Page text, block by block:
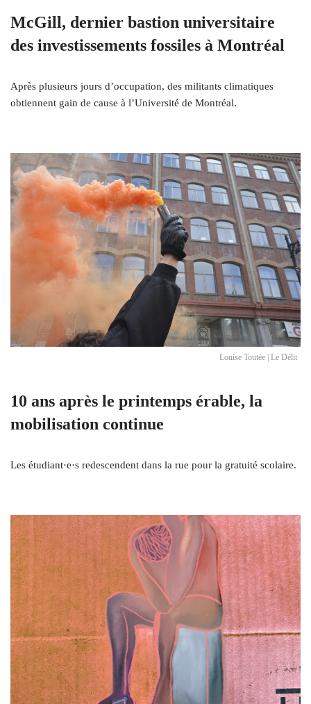
McGill, dernier bastion universitaire
des investissements fossiles à Montréal
Après plusieurs jours d’occupation, des militants climatiques
obtiennent gain de cause à l’Université de Montréal.
Louise Toutée | Le Délit
10 ans après le printemps érable, la
mobilisation continue
Les étudiant·e·s redescendent dans la rue pour la gratuité scolaire.